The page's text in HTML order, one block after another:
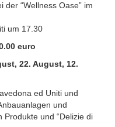
der “Wellness Oase” im
um 17.30
euro
22. August, 12.
ed Uniti und
und
und “Delizie di